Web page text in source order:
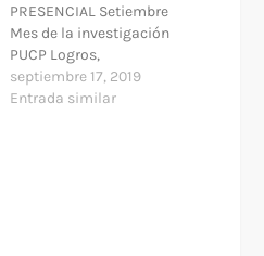
PRESENCIAL Setiembre
Mes de la investigación
PUCP Logros,
dificultades y desafíos
en la trayectoria
septiembre 17, 2019
Entrada similar